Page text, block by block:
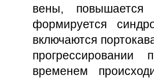
вены,
формируется
включаются
прогрессировании
временем